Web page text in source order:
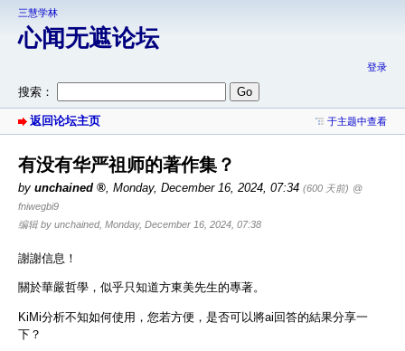
三慧学林
心闻无遮论坛
登录
搜索：
返回论坛主页 于主题中查看
有没有华严祖师的著作集？
by unchained , Monday, December 16, 2024, 07:34 (600 天前) @
fniwegbi9
编辑 by unchained, Monday, December 16, 2024, 07:38
謝謝信息！
關於華嚴哲學，似乎只知道方東美先生的專著。
KiMi分析不知如何使用，您若方便，是否可以將ai回答的結果分享一
下？